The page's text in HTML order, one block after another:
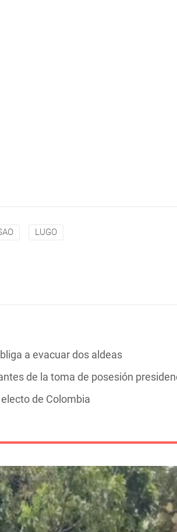
LUGO
a evacuar dos aldeas
de la toma de posesión
de Colombia